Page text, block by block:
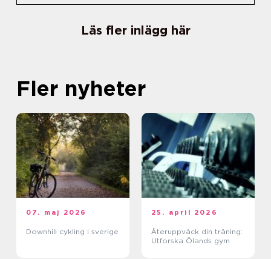
Läs fler inlägg här
Fler nyheter
07. maj 2026
Downhill cykling i sverige
25. april 2026
Återuppväck din träning:
Utforska Ölands gym